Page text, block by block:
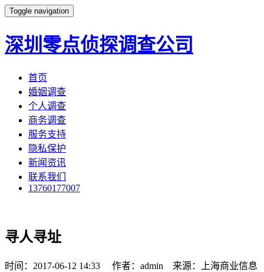
Toggle navigation
深圳零点侦探调查公司
首页
婚姻调查
个人调查
商务调查
服务支持
隐私保护
新闻资讯
联系我们
13760177007
寻人寻址
时间：2017-06-12 14:33 作者：admin 来源：上海商业信息